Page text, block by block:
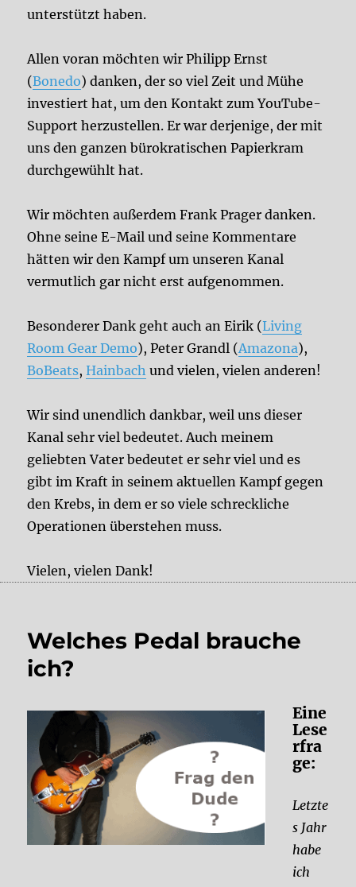
unterstützt haben.
Allen voran möchten wir Philipp Ernst
(Bonedo) danken, der so viel Zeit und Mühe
investiert hat, um den Kontakt zum YouTube-
Support herzustellen. Er war derjenige, der mit
uns den ganzen bürokratischen Papierkram
durchgewühlt hat.
Wir möchten außerdem Frank Prager danken.
Ohne seine E-Mail und seine Kommentare
hätten wir den Kampf um unseren Kanal
vermutlich gar nicht erst aufgenommen.
Besonderer Dank geht auch an Eirik (Living
Room Gear Demo), Peter Grandl (Amazona),
BoBeats, Hainbach und vielen, vielen anderen!
Wir sind unendlich dankbar, weil uns dieser
Kanal sehr viel bedeutet. Auch meinem
geliebten Vater bedeutet er sehr viel und es
gibt im Kraft in seinem aktuellen Kampf gegen
den Krebs, in dem er so viele schreckliche
Operationen überstehen muss.
Vielen, vielen Dank!
Welches Pedal brauche
ich?
Eine
Lese
rfra
ge:
Letzte
s Jahr
habe
ich